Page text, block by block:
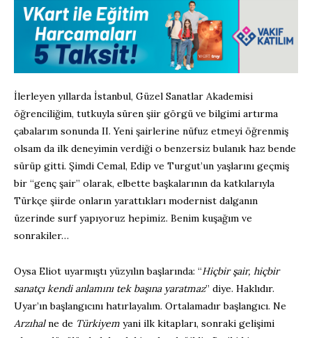
İlerleyen yıllarda İstanbul, Güzel Sanatlar Akademisi
öğrenciliğim, tutkuyla süren şiir görgü ve bilgimi artırma
çabalarım sonunda II. Yeni şairlerine nüfuz etmeyi öğrenmiş
olsam da ilk deneyimin verdiği o benzersiz bulanık haz bende
sürüp gitti. Şimdi Cemal, Edip ve Turgut’un yaşlarını geçmiş
bir “genç şair” olarak, elbette başkalarının da katkılarıyla
Türkçe şiirde onların yarattıkları modernist dalganın
üzerinde surf yapıyoruz hepimiz. Benim kuşağım ve
sonrakiler…
Oysa Eliot uyarmıştı yüzyılın başlarında: “Hiçbir şair, hiçbir
sanatçı kendi anlamını tek başına yaratmaz” diye. Haklıdır.
Uyar’ın başlangıcını hatırlayalım. Ortalamadır başlangıcı. Ne
Arzıhalne de Türkiyem yani ilk kitapları, sonraki gelişimi